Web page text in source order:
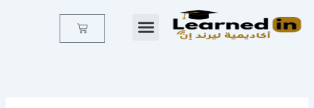
Cart